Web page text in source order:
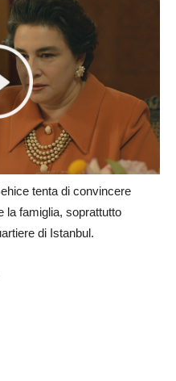
tenta di convincere
la famiglia, soprattutto
di Istanbul.